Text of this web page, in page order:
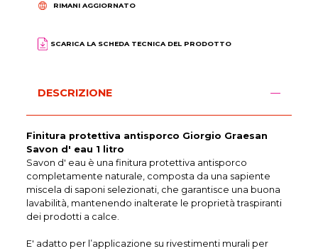
RIMANI AGGIORNATO
SCARICA LA SCHEDA TECNICA DEL PRODOTTO
DESCRIZIONE
Finitura protettiva antisporco Giorgio Graesan
Savon d' eau 1 litro
Savon d' eau è una finitura protettiva antisporco
completamente naturale, composta da una sapiente
miscela di saponi selezionati, che garantisce una buona
lavabilità, mantenendo inalterate le proprietà traspiranti
dei prodotti a calce.
E' adatto per l’applicazione su rivestimenti murali per